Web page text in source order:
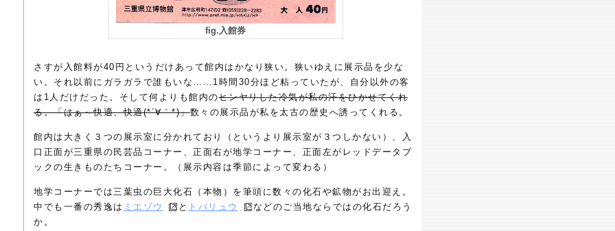
fig.入館券
さすが入館料が40円というだけあって館内はかなり狭い。狭いゆえに展示品を少な
い。それ以前にガラガラで誰もいな……1時間30分ほど粘っていたが、自分以外の客
は1人だけだった。そして何よりも館内のヒンヤリした冷気が私の汗をひかせてくれ
る。「はぁ～快適、快適(*´∀｀*)」数々の展示品が私を太古の歴史へ誘ってくれる。
館内は大きく３つの展示室に分かれており（というより展示室が３つしかない）、入
口正面が三重県の民芸品コーナー、正面右が地学コーナー、正面左がレッドデータブ
ックの生きものたちコーナー。（展示内容は季節によって変わる）
地学コーナーでは三葉虫の巨大化石（本物）を筆頭に数々の化石や鉱物がお出迎え。
中でも一番の秀逸は ミエゾウ と トバリュウ
などのご当地ならではの化石だろう
か。